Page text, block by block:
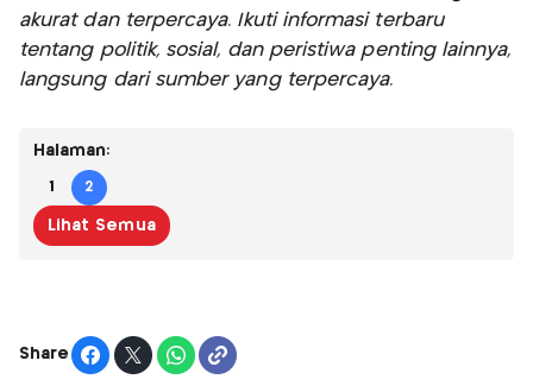
akurat dan terpercaya. Ikuti informasi terbaru
tentang politik, sosial, dan peristiwa penting lainnya,
langsung dari sumber yang terpercaya.
Halaman:
1 2
Lihat Semua
Share